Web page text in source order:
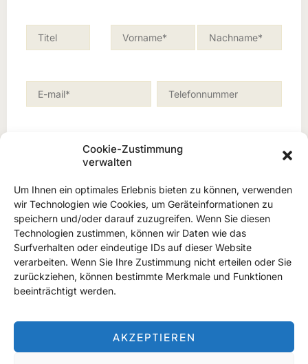
Cookie-Zustimmung
verwalten
Um Ihnen ein optimales Erlebnis bieten zu können, verwenden
wir Technologien wie Cookies, um Geräteinformationen zu
speichern und/oder darauf zuzugreifen. Wenn Sie diesen
Technologien zustimmen, können wir Daten wie das
Surfverhalten oder eindeutige IDs auf dieser Website
verarbeiten. Wenn Sie Ihre Zustimmung nicht erteilen oder Sie
zurückziehen, können bestimmte Merkmale und Funktionen
beeinträchtigt werden.
AKZEPTIEREN
Ich bin damit einverstanden, dass die
Verarbeitung meiner persönlichen Daten
Dies kann ich jederzeit per E-Mail an
info@brighter-art.dewiderrufen.*
Ich akzeptiere das Abonnement des Newsletters